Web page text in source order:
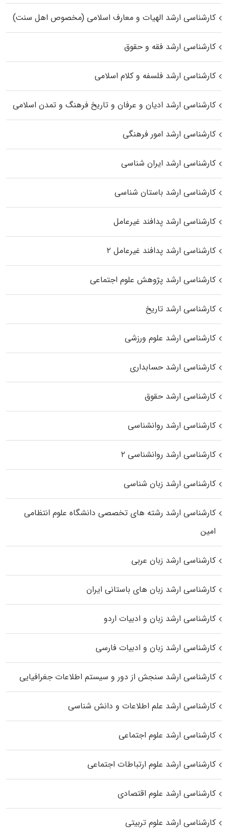
کارشناسی ارشد الهیات و معارف اسلامی (مخصوص اهل سنت)
کارشناسی ارشد فقه و حقوق
کارشناسی ارشد فلسفه و کلام اسلامی
کارشناسی ارشد ادیان و عرفان و تاریخ فرهنگ و تمدن اسلامی
کارشناسی ارشد امور فرهنگی
کارشناسی ارشد ایران شناسی
کارشناسی ارشد باستان شناسی
کارشناسی ارشد پدافند غیرعامل
کارشناسی ارشد پدافند غیرعامل ۲
کارشناسی ارشد پژوهش علوم اجتماعی
کارشناسی ارشد تاریخ
کارشناسی ارشد علوم ورزشی
کارشناسی ارشد حسابداری
کارشناسی ارشد حقوق
کارشناسی ارشد روانشناسی
کارشناسی ارشد روانشناسی ۲
کارشناسی ارشد زبان شناسی
کارشناسی ارشد رﺷﺘﻪ ﻫﺎی تخصصی داﻧﺸﮕﺎه ﻋﻠﻮم انتظامی
اﻣﻴﻦ
کارشناسی ارشد زبان عربی
کارشناسی ارشد زبان‌ های باستانی ایران
کارشناسی ارشد زبان و ادبیات اردو
کارشناسی ارشد زبان و ادبیات فارسی
کارشناسی ارشد سنجش از دور و سیستم اطلاعات جغرافیایی
کارشناسی ارشد علم اطلاعات و دانش شناسی
کارشناسی ارشد علوم اجتماعی
کارشناسی ارشد علوم ارتباطات اجتماعی
کارشناسی ارشد علوم اقتصادی
کارشناسی ارشد علوم تربیتی